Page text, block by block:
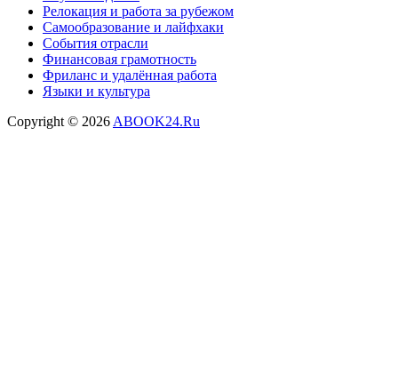
Релокация и работа за рубежом
Самообразование и лайфхаки
События отрасли
Финансовая грамотность
Фриланс и удалённая работа
Языки и культура
Copyright © 2026 ABOOK24.Ru